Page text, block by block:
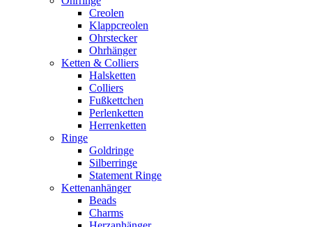
Creolen
Klappcreolen
Ohrstecker
Ohrhänger
Ketten & Colliers
Halsketten
Colliers
Fußkettchen
Perlenketten
Herrenketten
Ringe
Goldringe
Silberringe
Statement Ringe
Kettenanhänger
Beads
Charms